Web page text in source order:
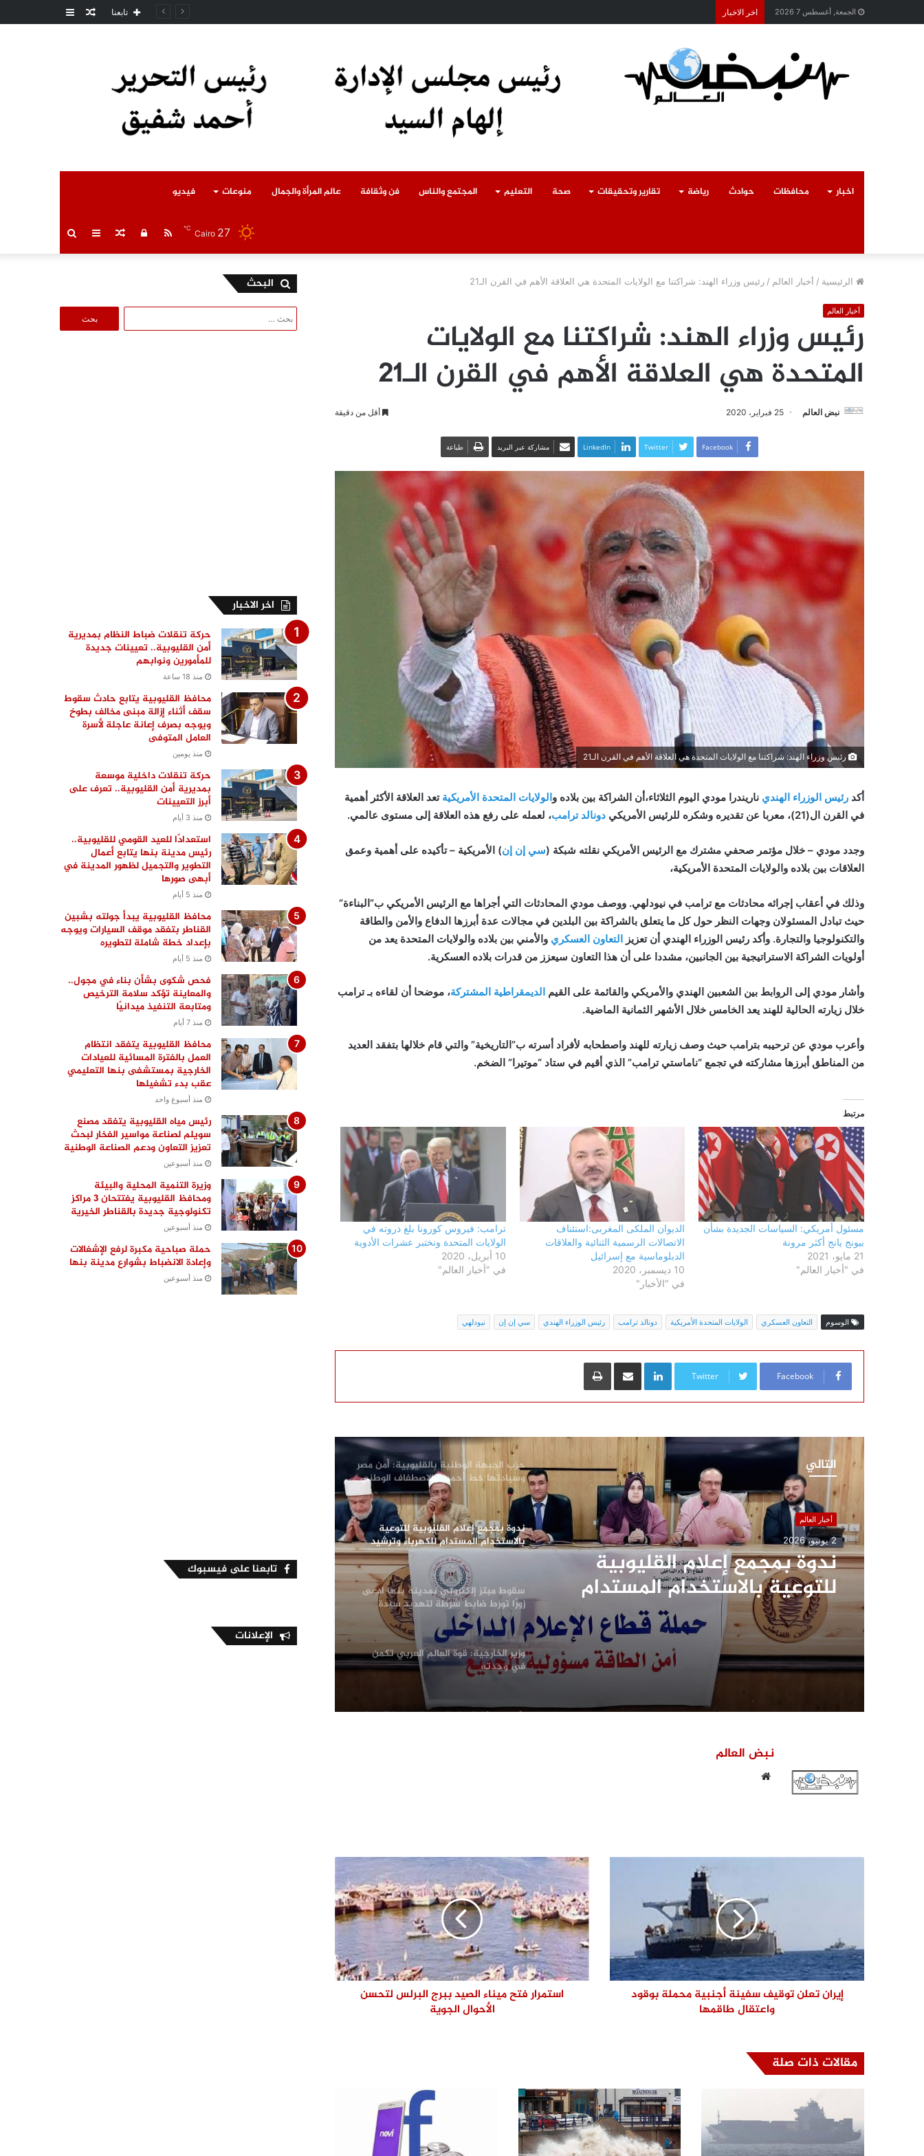
الجمعة, أغسطس 7 2026 اخر الاخبار عمودمقال تابعنا
اخبار محافظات حوادث رياضة تقارير وتحقيقات صحة التعليم المجتمع والناس فن وثقافة عالم المرأة والجمال منوعات فيديو
بحث عمود مقالتسجيل RSS Cairo 27
℃
الرئيسية / أخبار العالم / رئيس وزراء الهند: شراكتنا مع الولايات المتحدة هي العلاقة الأهم في القرن الـ21
أخبار العالم
رئيس وزراء الهند: شراكتنا مع الولايات
المتحدة هي العلاقة الأهم في القرن الـ21
نبض العالم 25 فبراير، 2020 أقل من دقيقة
Facebook
Twitter
LinkedIn مشاركة عبر البريد طباعة
رئيس وزراء الهند: شراكتنا مع الولايات المتحدة هي العلاقة الأهم في القرن الـ21
أكد رئيس الوزراء الهندي ناريندرا مودي اليوم الثلاثاء،أن الشراكة بين بلاده و الولايات المتحدة الأمريكية تعد العلاقة الأكثر أهمية
في القرن ال(21)، معربا عن تقديره وشكره للرئيس الأمريكي
دونالد ترامب، لعمله على رفع هذه العلاقة إلى مستوى عالمي.
وجدد مودي – خلال مؤتمر صحفي مشترك مع الرئيس الأمريكي نقلته شبكة (سي إن إن) الأمريكية – تأكيده على أهمية وعمق
العلاقات بين بلاده والولايات المتحدة الأمريكية،
وذلك في أعقاب إجرائه محادثات مع ترامب في نيودلهي. ووصف مودي المحادثات التي أجراها مع الرئيس الأمريكي ب”البناءة”
حيث تبادل المسئولان وجهات النظر حول كل ما يتعلق بالشراكة بين البلدين في مجالات عدة أبرزها الدفاع والأمن والطاقة
والتكنولوجيا والتجارة. وأكد رئيس الوزراء الهندي أن تعزيز
التعاون العسكري والأمني بين بلاده والولايات المتحدة يعد من
أولويات الشراكة الاستراتيجية بين الجانبين، مشددا على أن هذا التعاون سيعزز من قدرات بلاده العسكرية.
وأشار مودي إلى الروابط بين الشعبين الهندي والأمريكي والقائمة على القيم الديمقراطية المشتركة، موضحا أن لقاءه بـ ترامب
خلال زيارته الحالية للهند يعد الخامس خلال الأشهر الثمانية الماضية.
وأعرب مودي عن ترحيبه بترامب حيث وصف زيارته للهند واصطحابه لأفراد أسرته ب”التاريخية” والتي قام خلالها بتفقد العديد
من المناطق أبرزها مشاركته في تجمع “ناماستي ترامب” الذي أقيم في ستاد “موتيرا” الضخم.
مرتبط
مسئول أمريكي: السياسات الجديدة بشأن
بيونج يانج أكثر مرونة
21 مايو، 2021
في "أخبار العالم"
الديوان الملكى المغربى:استئناف
الاتصالات الرسمية الثنائية والعلاقات
الدبلوماسية مع إسرائيل
10 ديسمبر، 2020
في "الأخبار"
ترامب: فيروس كورونا بلغ ذروته في
الولايات المتحدة ونختبر عشرات الأدوية
10 أبريل، 2020
في "أخبار العالم"
الوسوم التعاون العسكري الولايات المتحدة الأمريكية دونالد ترامب رئيس الوزراء الهندي سي إن إن نيودلهي
Facebook
Twitter
LinkedInمشاركة عبر البريد طباعة
التالي
أخبار العالم
2 يونيو، 2026
ندوة بمجمع إعلام القليوبية
للتوعية بالاستخدام المستدام
للكهرباء وترشيد استهلاك
الطاقة
وزير الصحة الفلسطيني يشيد بدور مصر
المحوري والتاريخي في دعم الشعب
الفلسطيني
مصر تعرب عن اعتزامها تقديم تصور لاعادة
إعمار غزة يضمن بقاء الشعب الفلسطيني
على أرضه
محلل سياسي: ما يحدث في سوريا كارثة
قوات الاحتلال مدينة طولكرم
نواب وأحزاب.. إغتيال هنية: خرق واسع
حزب الجبهة الوطنية بالقليوبية: أمن مصر
وسيادتها خط أحمر.. والاصطفاف الوطني
ضرورة لمواجهة التحديات وحملات
التضليل
ندوة بمجمع إعلام القليوبية للتوعية
بالاستخدام المستدام للكهرباء وترشيد
استهلاك الطاقة
سقوط مبتز إلكتروني بمدينه بنها ادعى
زورًا تورط ضابط شرطة لتهديد سيدة
ونشر صور خاصة بها
وزير الخارجية: قوة العالم العربي تكمن
في وحدته
رئيس هيئة الدواء المصرية ووزيرة الصحة
إعمار غزة يضمن بقاء الشعب الفلسطيني
على أرضه
محلل سياسي: ما يحدث في سوريا كارثة
إقليمية
إصابة عدد من الفلسطينيين خلال اقتحام
قوات الاحتلال مدينة طولكرم
حزب الجبهة الوطنية بالقليوبية: أمن مصر
وسيادتها خط أحمر.. والاصطفاف الوطني
ضرورة لمواجهة التحديات وحملات
التضليل
ندوة بمجمع إعلام القليوبية للتوعية
نبض العالم
إيران تعلن توقيف سفينة أجنبية محملة بوقود
واعتقال طاقمها
استمرار فتح ميناء الصيد ببرج البرلس لتحسن
الأحوال الجوية
مقالات ذات صلة
البحث
عن:
اخر الاخبار
حركة تنقلات ضباط النظام بمديرية
أمن القليوبية.. تعيينات جديدة
للمأمورين ونوابهم
منذ 18 ساعة
محافظ القليوبية يتابع حادث سقوط
سقف أثناء إزالة مبنى مخالف بطوخ
ويوجه بصرف إعانة عاجلة لأسرة
العامل المتوفى
منذ يومين
حركة تنقلات داخلية موسعة
بمديرية أمن القليوبية.. تعرف على
أبرز التعيينات
منذ 3 أيام
استعدادًا للعيد القومي للقليوبية..
رئيس مدينة بنها يتابع أعمال
التطوير والتجميل لظهور المدينة في
أبهى صورها
منذ 5 أيام
محافظ القليوبية يبدأ جولته بشبين
القناطر بتفقد موقف السيارات ويوجه
بإعداد خطة شاملة لتطويره
منذ 5 أيام
فحص شكوى بشأن بناء في مجول..
والمعاينة تؤكد سلامة الترخيص
ومتابعة التنفيذ ميدانيًا
منذ 7 أيام
محافظ القليوبية يتفقد انتظام
العمل بالفترة المسائية للعيادات
الخارجية بمستشفى بنها التعليمي
عقب بدء تشغيلها
منذ أسبوع واحد
رئيس مياه القليوبية يتفقد مصنع
سويلم لصناعة مواسير الفخار لبحث
تعزيز التعاون ودعم الصناعة الوطنية
منذ أسبوعين
وزيرة التنمية المحلية والبيئة
ومحافظ القليوبية يفتتحان 3 مراكز
تكنولوجية جديدة بالقناطر الخيرية
منذ أسبوعين
حملة صباحية مكبرة لرفع الإشغالات
وإعادة الانضباط بشوارع مدينة بنها
منذ أسبوعين
تابعنا على فيسبوك
الإعلانات